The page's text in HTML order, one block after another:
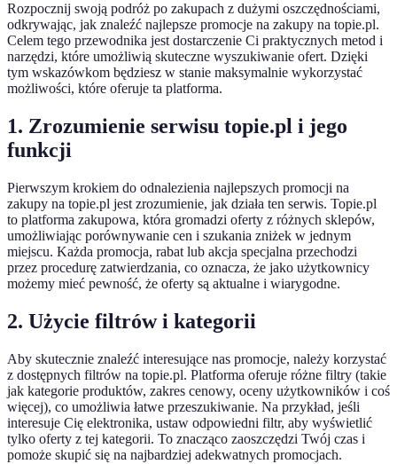
Rozpocznij swoją podróż po zakupach z dużymi oszczędnościami,
odkrywając, jak znaleźć najlepsze promocje na zakupy na topie.pl.
Celem tego przewodnika jest dostarczenie Ci praktycznych metod i
narzędzi, które umożliwią skuteczne wyszukiwanie ofert. Dzięki
tym wskazówkom będziesz w stanie maksymalnie wykorzystać
możliwości, które oferuje ta platforma.
1. Zrozumienie serwisu topie.pl i jego
funkcji
Pierwszym krokiem do odnalezienia najlepszych promocji na
zakupy na topie.pl jest zrozumienie, jak działa ten serwis. Topie.pl
to platforma zakupowa, która gromadzi oferty z różnych sklepów,
umożliwiając porównywanie cen i szukania zniżek w jednym
miejscu. Każda promocja, rabat lub akcja specjalna przechodzi
przez procedurę zatwierdzania, co oznacza, że jako użytkownicy
możemy mieć pewność, że oferty są aktualne i wiarygodne.
2. Użycie filtrów i kategorii
Aby skutecznie znaleźć interesujące nas promocje, należy korzystać
z dostępnych filtrów na topie.pl. Platforma oferuje różne filtry (takie
jak kategorie produktów, zakres cenowy, oceny użytkowników i coś
więcej), co umożliwia łatwe przeszukiwanie. Na przykład, jeśli
interesuje Cię elektronika, ustaw odpowiedni filtr, aby wyświetlić
tylko oferty z tej kategorii. To znacząco zaoszczędzi Twój czas i
pomoże skupić się na najbardziej adekwatnych promocjach.